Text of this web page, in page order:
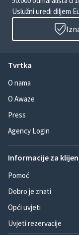
Uslužni uredi diljem
Tvrtka
O nama
O Awaze
Press
Agency Login
Informacije za
Pomoć
Dobro je znati
Opći uvjeti
Uvjeti rezervacije